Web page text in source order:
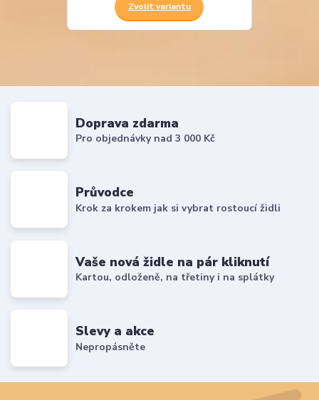
Zvolit variantu
Doprava zdarma
Pro objednávky nad 3 000 Kč
Průvodce
Krok za krokem jak si vybrat rostoucí židli
Vaše nová židle na pár kliknutí
Kartou, odloženě, na třetiny i na splátky
Slevy a akce
Nepropásněte